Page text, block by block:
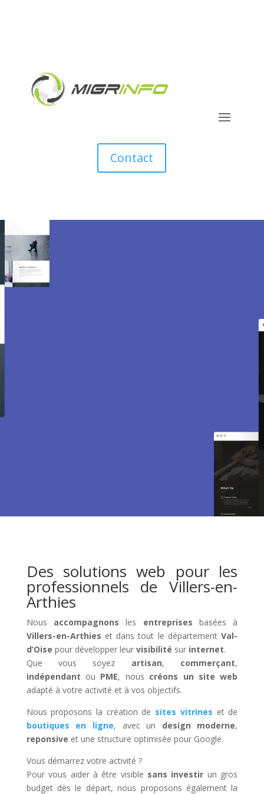
Contact
Création de site internet
Des solutions web pour les
professionnels de Villers-en-
Arthies
Nous accompagnons les entreprises basées à
Villers-en-Arthies et dans tout le départementVal-
d’Oise pour développer leur visibilité sur internet.
Que vous soyez artisan, commerçant,
indépendant ou PME, nous créons un site web
adapté à votre activité et à vos objectifs.
Nous proposons la création de sites vitrines et de
boutiques en ligne, avec un design moderne,
reponsive et une structure optimisée pour Google.
Vous démarrez votre activité ?
Pour vous aider à être visible sans investir un gros
budget dès le départ, nous proposons également la